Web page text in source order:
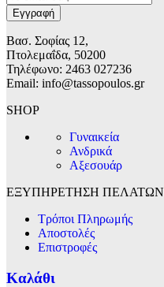
Βασ. Σοφίας 12,
Πτολεμαΐδα, 50200
Τηλέφωνο: 2463 027236
Email: info@tassopoulos.gr
SHOP
Γυναικεία
Ανδρικά
Αξεσουάρ
ΕΞΥΠΗΡΕΤΗΣΗ ΠΕΛΑΤΩΝ
Τρόποι Πληρωμής
Αποστολές
Επιστροφές
Καλάθι